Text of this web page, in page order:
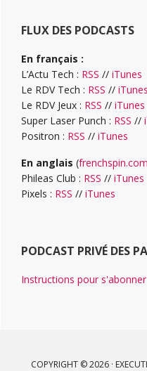
FLUX DES PODCASTS
En français :
L’Actu Tech : RSS // iTunes
Le RDV Tech : RSS // iTunes
Le RDV Jeux : RSS // iTunes
Super Laser Punch : RSS //
Positron : RSS // iTunes
En anglais (frenchspin.com
Phileas Club : RSS // iTunes
Pixels : RSS // iTunes
PODCAST PRIVÉ DES
Instructions pour s'abonner
COPYRIGHT © 2026 ·